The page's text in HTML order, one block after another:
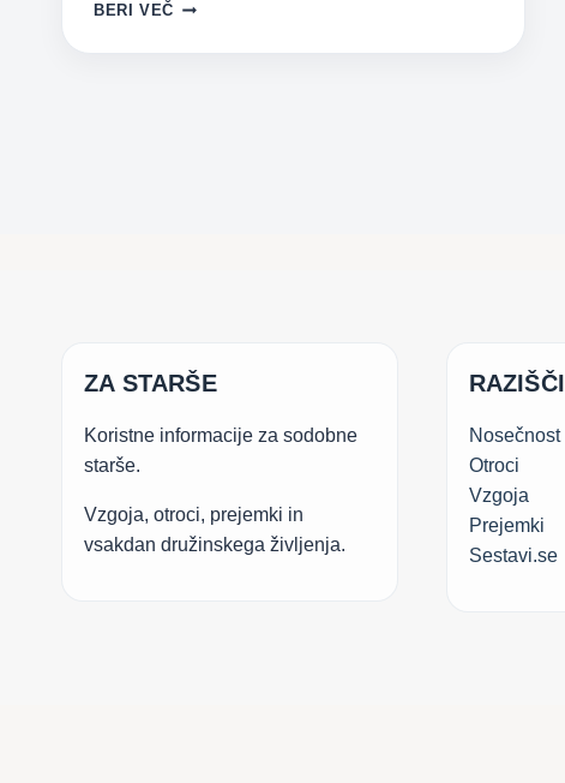
BERI VEČ KAKO
MED
ZA STARŠE
Koristne informacije za sodobne
starše.
Vzgoja, otroci, prejemki in
vsakdan družinskega življenja.
RAZIŠČI
Nosečnost
Otroci
Vzgoja
Prejemki
Sestavi.se